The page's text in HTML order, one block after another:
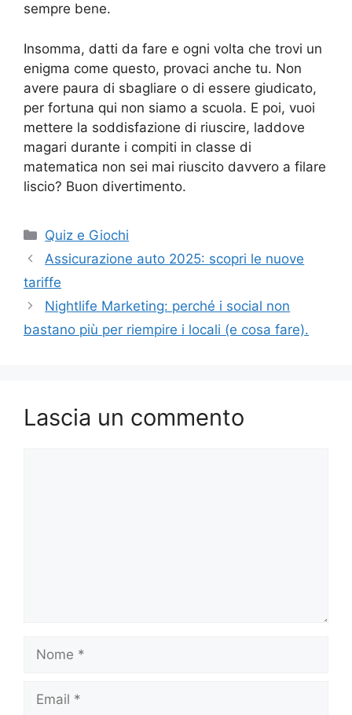
sempre bene.
Insomma, datti da fare e ogni volta che trovi un
enigma come questo, provaci anche tu. Non
avere paura di sbagliare o di essere giudicato,
per fortuna qui non siamo a scuola. E poi, vuoi
mettere la soddisfazione di riuscire, laddove
magari durante i compiti in classe di
matematica non sei mai riuscito davvero a filare
liscio? Buon divertimento.
Categorie
Quiz e Giochi
Assicurazione auto 2025: scopri le nuove
tariffe
Nightlife Marketing: perché i social non
bastano più per riempire i locali (e cosa fare).
Lascia un commento